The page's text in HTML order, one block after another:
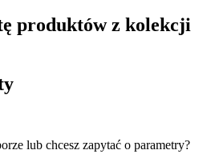
produktów z kolekcji
lub chcesz zapytać o parametry?